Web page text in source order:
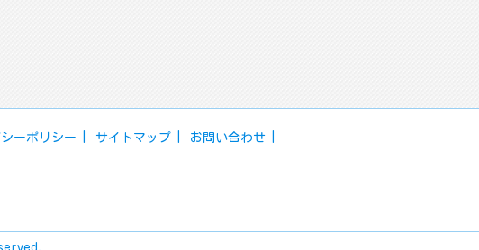
ーポリシー サイトマップ お問い合わせ